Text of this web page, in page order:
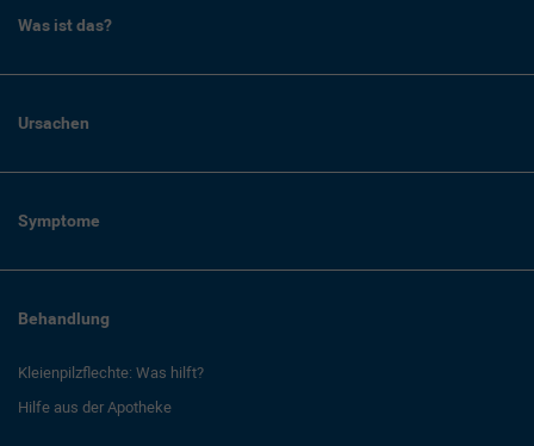
Was ist das?
Ursachen
Symptome
Behandlung
Kleienpilzflechte: Was hilft?
Hilfe aus der Apotheke